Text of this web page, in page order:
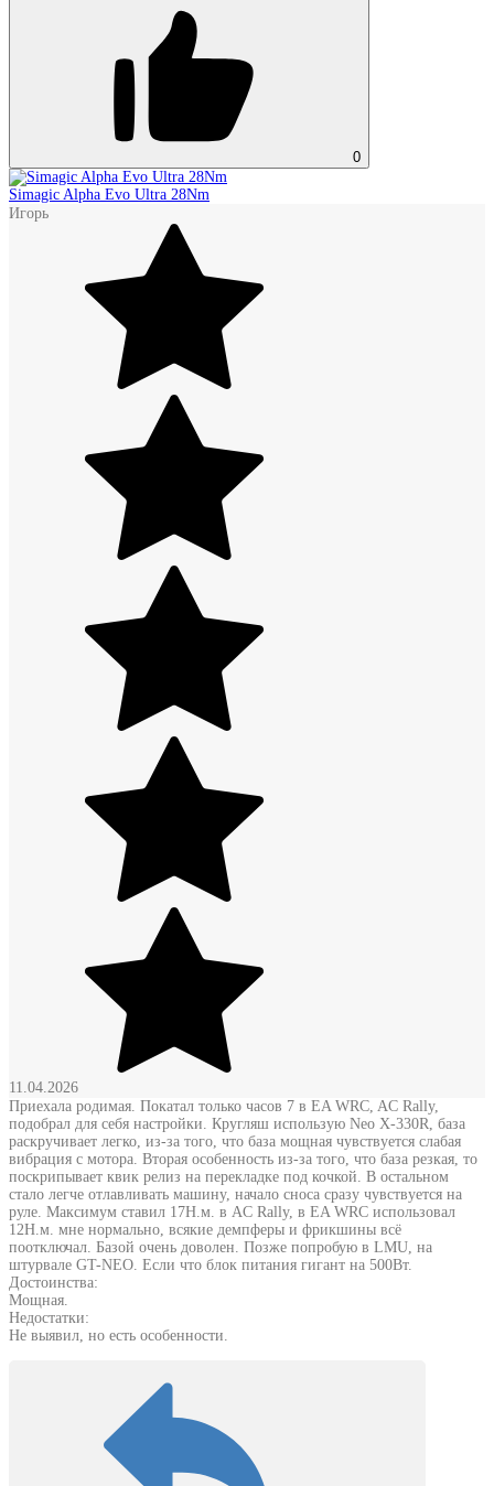
0
Simagic Alpha Evo Ultra 28Nm
Игорь
11.04.2026
Приехала родимая. Покатал только часов 7 в EA WRC, AC Rally,
подобрал для себя настройки. Кругляш использую Neo X-330R, база
раскручивает легко, из-за того, что база мощная чувствуется слабая
вибрация с мотора. Вторая особенность из-за того, что база резкая, то
поскрипывает квик релиз на перекладке под кочкой. В остальном
стало легче отлавливать машину, начало сноса сразу чувствуется на
руле. Максимум ставил 17Н.м. в AC Rally, в EA WRC использовал
12Н.м. мне нормально, всякие демпферы и фрикшины всё
поотключал. Базой очень доволен. Позже попробую в LMU, на
штурвале GT-NEO. Если что блок питания гигант на 500Вт.
Достоинства:
Мощная.
Недостатки:
Не выявил, но есть особенности.